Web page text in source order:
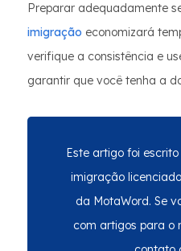
Preparar adequadamente
imigração economizará
verifique a consistência e
garantir que você tenha a
Este artigo foi
imigração
da MotaWord. Se
com artigos para o